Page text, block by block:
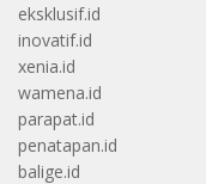
eksklusif.id
inovatif.id
xenia.id
wamena.id
parapat.id
penatapan.id
balige.id